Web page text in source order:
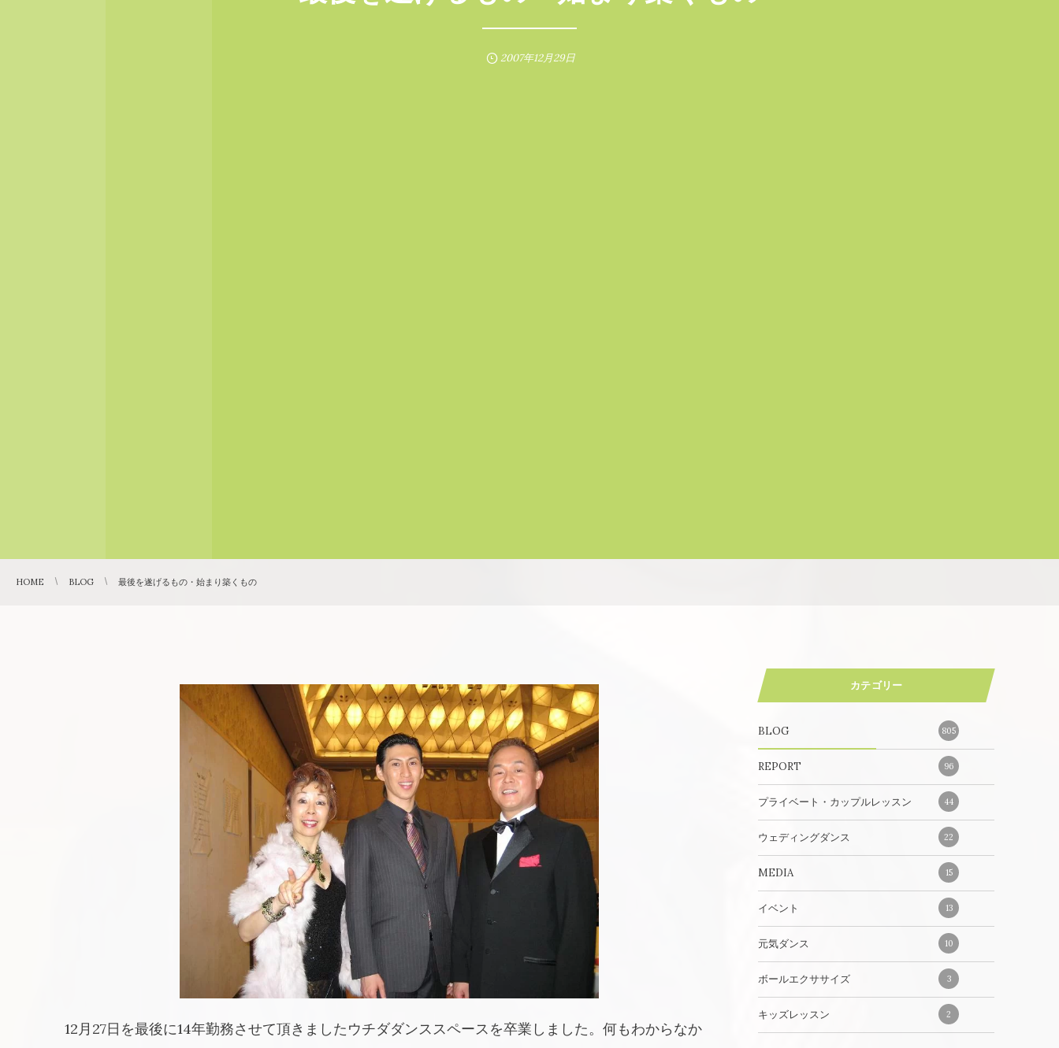
2007年12月29日
HOME BLOG 最後を遂げるもの・始まり築くもの
12月27日を最後に14年勤務させて頂きましたウチダダンススペースを卒業しました。何もわからなか
カテゴリー
BLOG 805
REPORT 96
プライベート・カップルレッスン 44
ウェディングダンス 22
MEDIA 15
イベント 13
元気ダンス 10
ボールエクササイズ 3
キッズレッスン 2